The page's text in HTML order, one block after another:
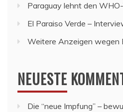
Paraguay lehnt den
El Paraiso Verde –
Weitere Anzeigen wegen
NEUESTE
Die “neue Impfung” –